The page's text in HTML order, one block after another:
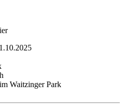
Waitzinger Park